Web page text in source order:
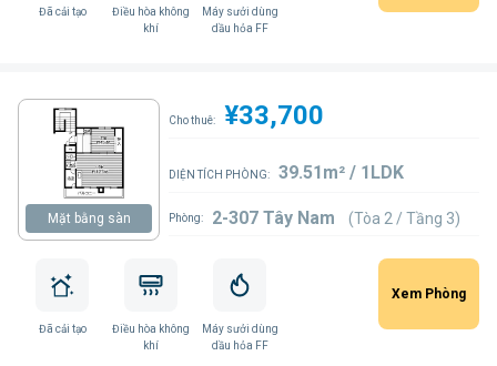
Đã cải tạo
Điều hòa không
khí
Máy sưởi dùng
dầu hỏa FF
Mặt bằng sàn
Cho thuê: ¥33,700
DIỆN TÍCH PHÒNG: 39.51m² / 1LDK
Phòng: 2-307 Tây Nam (Tòa 2 / Tầng 3)
Đã cải tạo
Điều hòa không
khí
Máy sưởi dùng
dầu hỏa FF
Xem Phòng